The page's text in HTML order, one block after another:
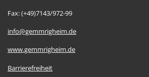
Fax: (+49)7143/972-99
info@gemmrigheim.de
www.gemmrigheim.de
Barrierefreiheit